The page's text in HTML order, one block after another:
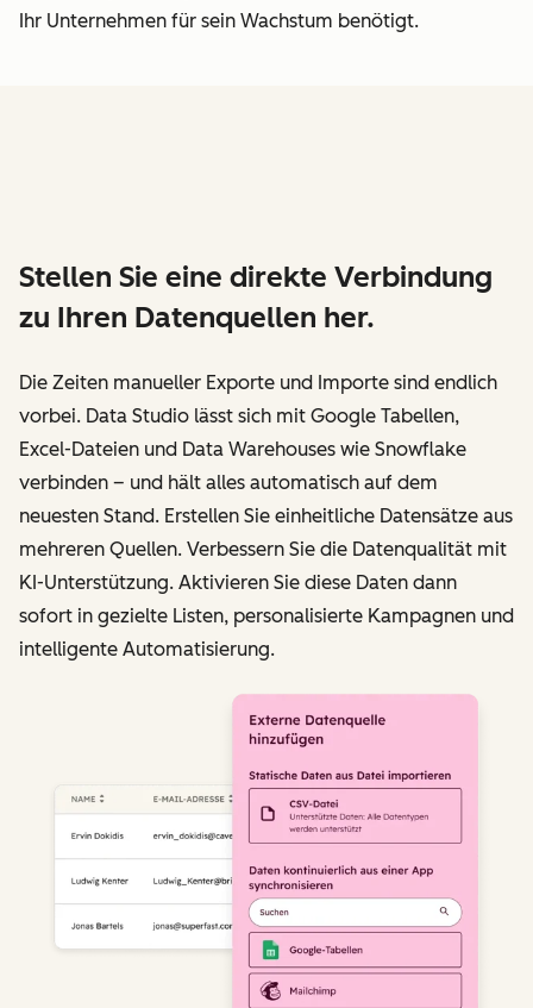
Ihr Unternehmen für sein Wachstum benötigt.
Stellen Sie eine direkte Verbindung
zu Ihren Datenquellen her.
Die Zeiten manueller Exporte und Importe sind endlich
vorbei. Data Studio lässt sich mit Google Tabellen,
Excel-Dateien und Data Warehouses wie Snowflake
verbinden – und hält alles automatisch auf dem
neuesten Stand. Erstellen Sie einheitliche Datensätze aus
mehreren Quellen. Verbessern Sie die Datenqualität mit
KI-Unterstützung. Aktivieren Sie diese Daten dann
sofort in gezielte Listen, personalisierte Kampagnen und
intelligente Automatisierung.